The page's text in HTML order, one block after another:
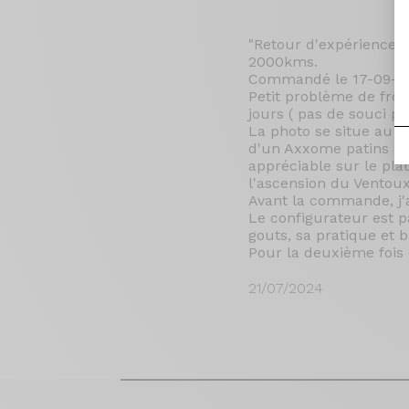
"Retour d'expérience
2000kms.
Commandé le 17-09-
Petit problème de
jours ( pas de souci
La photo se situe au
d'un Axxome patins
appréciable sur le
l'ascension du
Avant la commande,
Le configurateur est
gouts, sa pratique et
Pour la deuxième
21/07/2024